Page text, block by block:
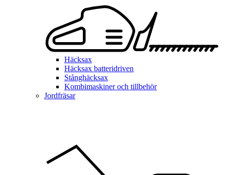
Häcksax
Häcksax batteridriven
Stånghäcksax
Kombimaskiner och tillbehör
Jordfräsar